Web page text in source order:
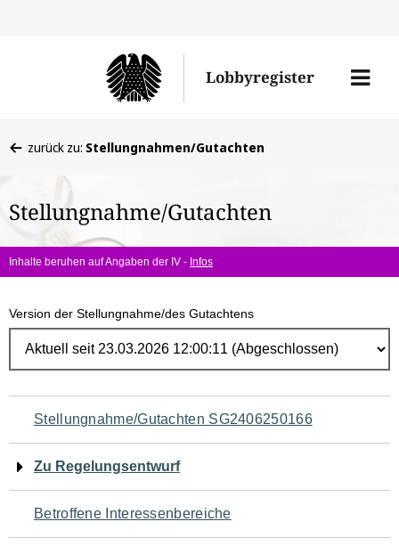
Lobbyregister
Menü
befinden
hier:
zurück zu: Stellungnahmen/Gutachten
Stellungnahme/Gutachten
Inhalte beruhen auf Angaben der IV - Infos
Version der Stellungnahme/des Gutachtens
Navigation
für
den
Seiteninhalt
Stellungnahme/Gutachten SG2406250166
Zu Regelungsentwurf
Betroffene Interessenbereiche